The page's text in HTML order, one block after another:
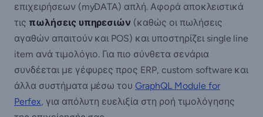
επιχειρήσεων (myDATA) απλή. Αφορά αποκλειστικά
τις πωλήσεις υπηρεσιών (καθώς οι πωλήσεις
αγαθών απαιτούν και POS) και υποστηρίζει single line
item ανά τιμολόγιο. Για πιο σύνθετα σενάρια
συνδέεται με γέφυρες προς ERP, custom software και
άλλα συστήματα μέσω τουGraphQL Module for
Perfex, για απόλυτη ευελιξία στη ροή τιμολόγησης